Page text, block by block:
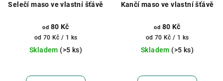
Selečí maso ve vlastní šťávě
od 80 Kč
Měrná
cena:
od 70 Kč / 1 ks
Skladem (>5 ks)
hodnocení
Kančí maso ve vlastní šťávě
od 80 Kč
Měrná
cena:
od 70 Kč / 1 ks
Skladem (>5 ks)
hodnocení